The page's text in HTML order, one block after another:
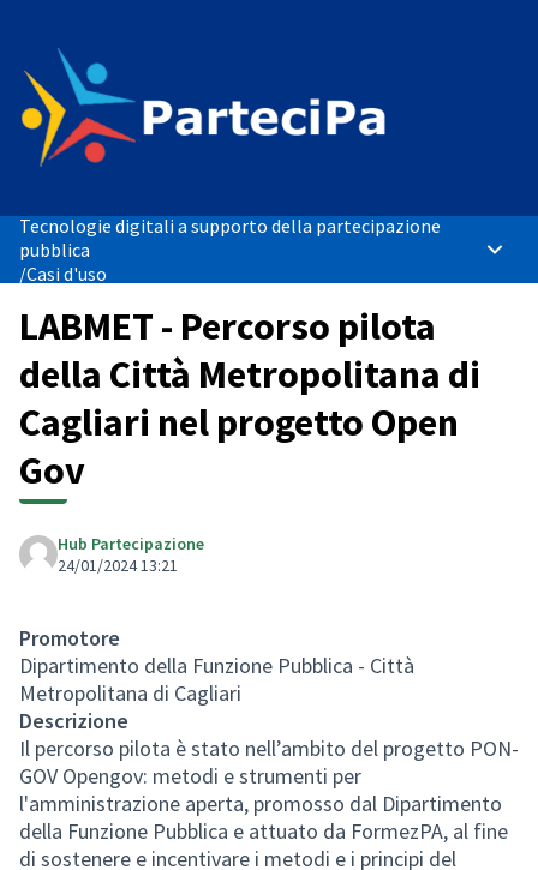
Tecnologie digitali a supporto della partecipazione
pubblica
/Casi d'uso
LABMET - Percorso pilota
della Città Metropolitana di
Cagliari nel progetto Open
Gov
Hub Partecipazione
24/01/2024 13:21
Promotore
Dipartimento della Funzione Pubblica - Città
Metropolitana di Cagliari
Descrizione
Il percorso pilota è stato nell’ambito del progetto PON-
GOV Opengov: metodi e strumenti per
l'amministrazione aperta, promosso dal Dipartimento
della Funzione Pubblica e attuato da FormezPA, al fine
di sostenere e incentivare i metodi e i principi del